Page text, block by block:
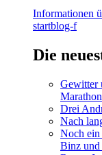
Informationen
startblog-f
Die
Gewitter
Drei
Nach
Noch
Binz